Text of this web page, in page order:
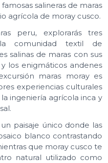
salineras de maras
agrícola de moray cusco.
peru, explorarás tres
la comunidad textil de
salinas de maras con sus
los enigmáticos andenes
maras moray es
experiencias culturales
ingeniería agrícola inca y
paisaje único donde las
blanco contrastando
que moray cusco te
natural utilizado como